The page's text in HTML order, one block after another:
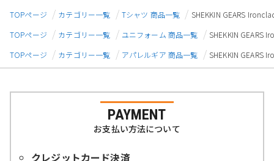
TOPページ
カテゴリー一覧 Tシャツ 商品一覧
SHEKKIN GEARS
TOPページ
カテゴリー一覧 ユニフォーム 商品一覧
SHEKKIN GEARS
TOPページ
カテゴリー一覧 アパレルギア 商品一覧 SHEKKIN GEARS
PAYMENT
お支払い方法について
クレジットカード決済